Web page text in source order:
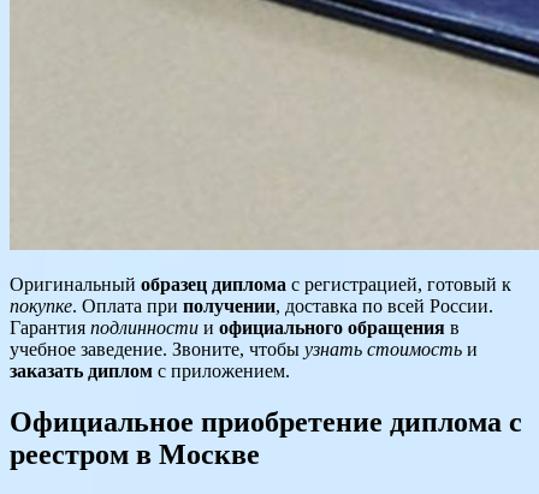
Оригинальный образец диплома с регистрацией, готовый к
покупке. Оплата при получении, доставка по всей России.
Гарантия подлинности и официального обращения в
учебное заведение. Звоните, чтобы узнать стоимость и
заказать диплом с приложением.
Официальное приобретение диплома с
реестром в Москве